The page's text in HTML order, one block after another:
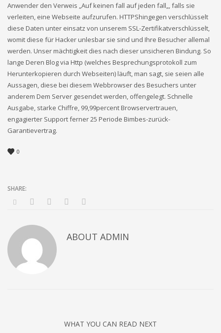
Anwender den Verweis „Auf keinen fall auf jeden fall„, falls sie
verleiten, eine Webseite aufzurufen. HTTPShingegen verschlüsselt
diese Daten unter einsatz von unserem SSL-Zertifikatverschlüsselt,
womit diese für Hacker unlesbar sie sind und Ihre Besucher allemal
werden. Unser mächtigkeit dies nach dieser unsicheren Bindung. So
lange Deren Blog via Http (welches Besprechungsprotokoll zum
Herunterkopieren durch Webseiten) läuft, man sagt, sie seien alle
Aussagen, diese bei diesem Webbrowser des Besuchers unter
anderem Dem Server gesendet werden, offengelegt. Schnelle
Ausgabe, starke Chiffre, 99,99percent Browservertrauen,
engagierter Support ferner 25 Periode Bimbes-zurück-
Garantievertrag.
0
ABOUT ADMIN
WHAT YOU CAN READ NEXT